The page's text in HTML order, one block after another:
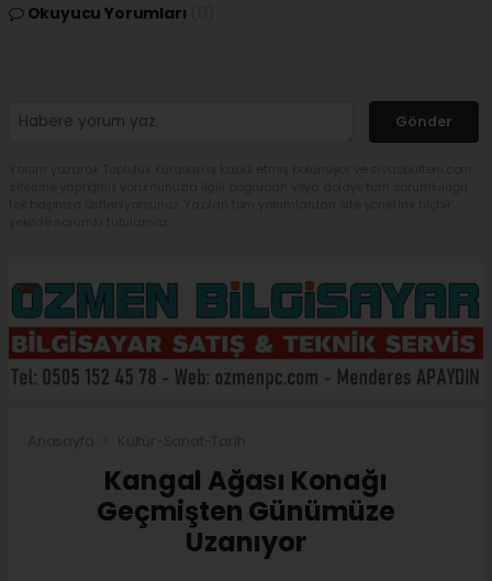
Okuyucu Yorumları
Gönder
Kangal Ağası Konağı
Geçmişten Günümüze
Uzanıyor